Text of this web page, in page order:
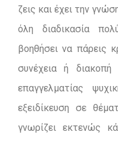
ζεις και έχει την
όλη διαδικασία
βοηθήσει να πάρεις
συνέχεια ή
επαγγελματίας
εξειδίκευση σε
γνωρίζει εκτενώς